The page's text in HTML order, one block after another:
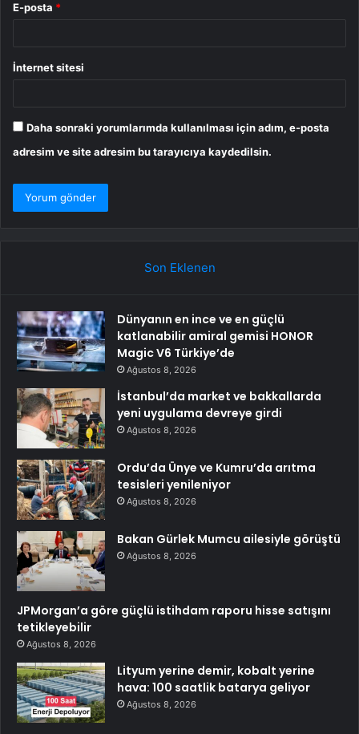
E-posta *
İnternet sitesi
Daha sonraki yorumlarımda kullanılması için adım, e-posta
adresim ve site adresim bu tarayıcıya kaydedilsin.
Son Eklenen
Dünyanın en ince ve en güçlü
katlanabilir amiral gemisi HONOR
Magic V6 Türkiye’de
Ağustos 8, 2026
İstanbul’da market ve bakkallarda
yeni uygulama devreye girdi
Ağustos 8, 2026
Ordu’da Ünye ve Kumru’da arıtma
tesisleri yenileniyor
Ağustos 8, 2026
Bakan Gürlek Mumcu ailesiyle görüştü
Ağustos 8, 2026
JPMorgan’a göre güçlü istihdam raporu hisse satışını
tetikleyebilir
Ağustos 8, 2026
Lityum yerine demir, kobalt yerine
hava: 100 saatlik batarya geliyor
Ağustos 8, 2026